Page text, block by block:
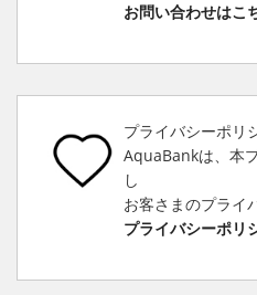
お問い合わせはこ
プライバシーポリ
AquaBankは、本
し
お客さまのプライ
プライバシーポリ